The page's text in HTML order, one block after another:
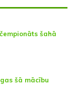
šahā
šā mācību